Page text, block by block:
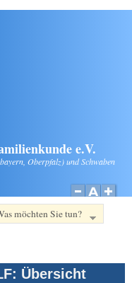
e.V.
Oberpfalz) und Schwaben
möchten Sie tun?
Übersicht